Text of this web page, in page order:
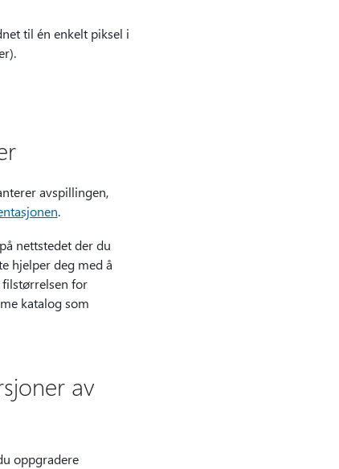
til én enkelt piksel i
avspillingen,
.
nettstedet der du
hjelper deg med å
for
katalog som
av
oppgradere